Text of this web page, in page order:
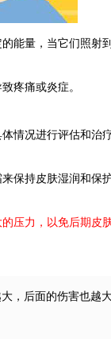
能量，当它们照射
疼痛或炎症。
情况进行评估和治
保持皮肤湿润和保
压力，以免后期皮
，后面的伤害也越